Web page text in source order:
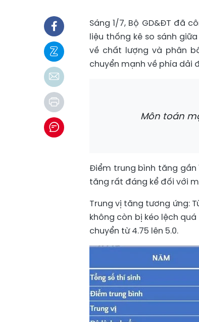
Sáng 1/7, Bộ GD&ĐT đã
liệu thống kê so sánh
về chất lượng và phân
chuyển mạnh về phía dải
Môn toán
Điểm trung bình tăng gần
tăng rất đáng kể đối với
Trung vị tăng tương ứng:
không còn bị kéo lệch
chuyển từ 4.75 lên 5.0.